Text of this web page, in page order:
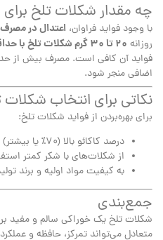
چه مقدار شکلات تلخ
با وجود فواید فراوان، اعتدال در مصرف
روزانه ۲۰ تا ۳۰ گرم شکلات تلخ با حداقل ۷۰٪ کاکائو
فواید آن کافی است. مصرف بیش از حد
اضافی منجر شود.
نکاتی برای انتخاب
برای بهره‌بردن از فواید شکلات تلخ:
درصد کاکائو بالا (۷۰٪ یا بیشتر) را انتخاب کنید
از شکلات‌های با شکر کمتر
به کیفیت مواد اولیه و برند
جمع‌بندی
شکلات تلخ یک خوراکی سالم و مفید
متعادل می‌تواند تمرکز، حافظه و